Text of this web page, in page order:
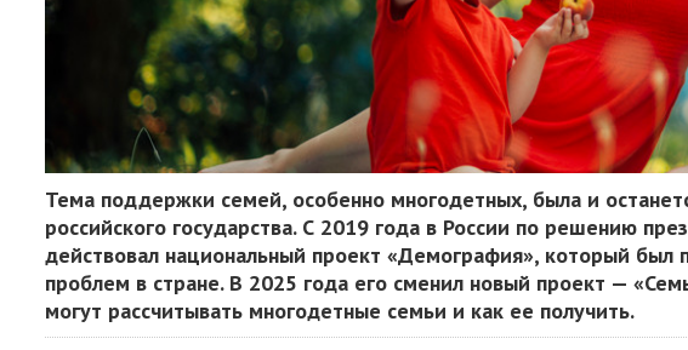
Тема поддержки семей, особенно многодетных, была и
российского государства. С 2019 года в России по решению
действовал национальный проект «Демография», который
проблем в стране. В 2025 года его сменил новый проект —
могут рассчитывать многодетные семьи и как ее получить.